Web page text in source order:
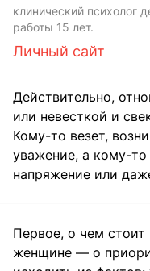
клинический психолог
работы 15 лет.
Личный сайт
Действительно,
или невесткой и
Кому-то везет,
уважение, а кому-то
напряжение или
Первое, о чем
женщине — о